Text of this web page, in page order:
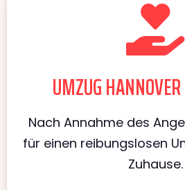
UMZUG
Nach Annahme des
für einen reibungslosen
Zuhause.